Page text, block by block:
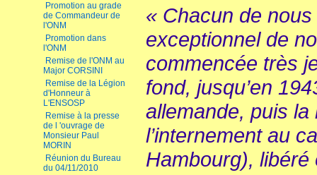
Promotion au grade
de Commandeur de
l'ONM
Promotion dans
l'ONM
Remise de l'ONM au
Major CORSINI
Remise de la Légion
d'Honneur à
L'ENSOSP
Remise à la presse
de l 'ouvrage de
Monsieur Paul
MORIN
Réunion du Bureau
du 04/11/2010
« Chacun de
exceptionnel de
commencée très
fond, jusqu’en
allemande, puis
l’internement au
Hambourg),